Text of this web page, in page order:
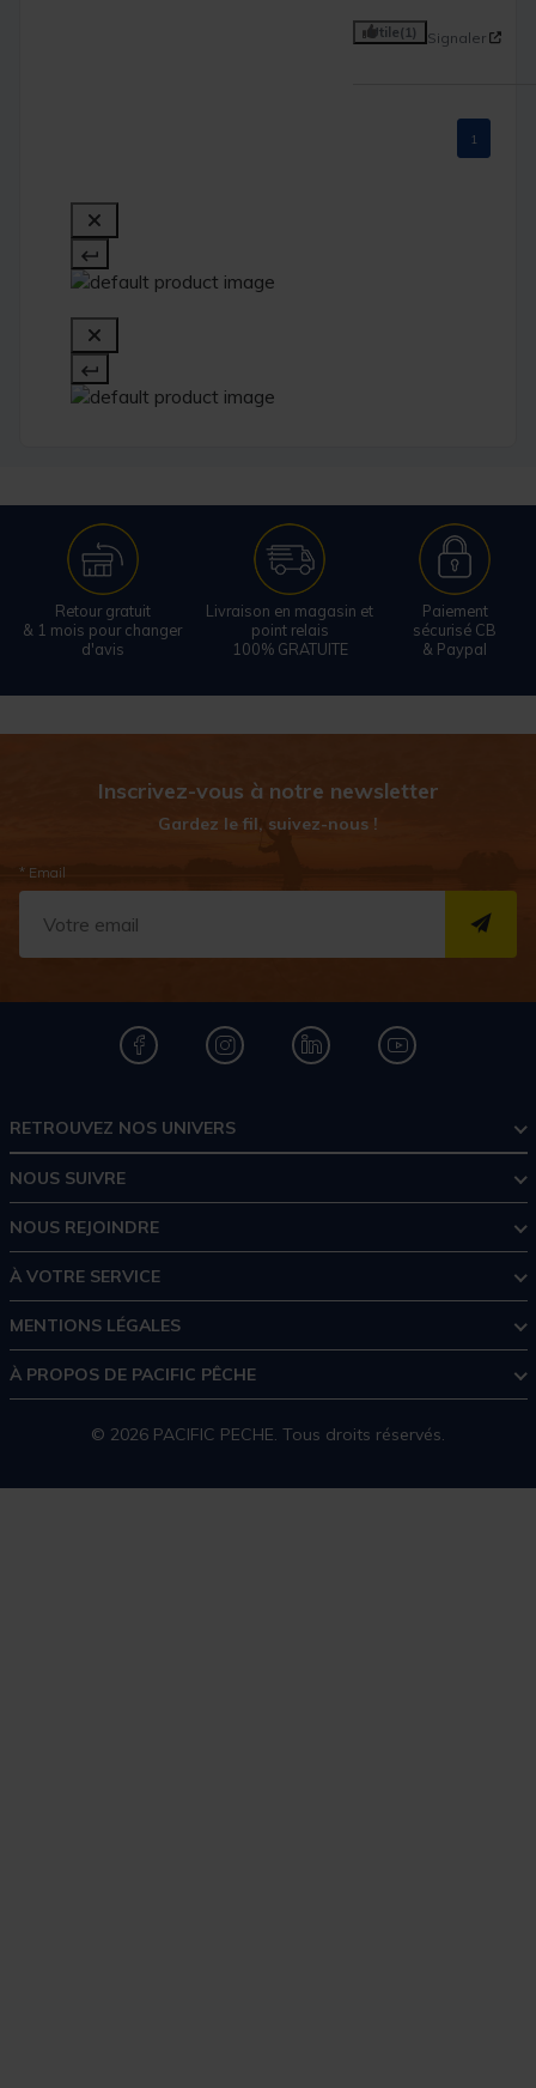
Utile(1) Signaler
1
Retour gratuit
& 1 mois pour changer
d'avis
Livraison en magasin et
point relais
100% GRATUITE
Paiement
sécurisé CB
& Paypal
Inscrivez-vous à notre newsletter
Gardez le fil, suivez-nous !
* Email
RETROUVEZ NOS UNIVERS
NOUS SUIVRE
NOUS REJOINDRE
À VOTRE SERVICE
MENTIONS LÉGALES
À PROPOS DE PACIFIC PÊCHE
© 2026 PACIFIC PECHE. Tous droits réservés.